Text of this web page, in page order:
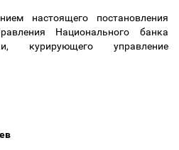
настоящего постановления
Национального банка
курирующего управление